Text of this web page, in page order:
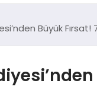
Büyük Fırsat!